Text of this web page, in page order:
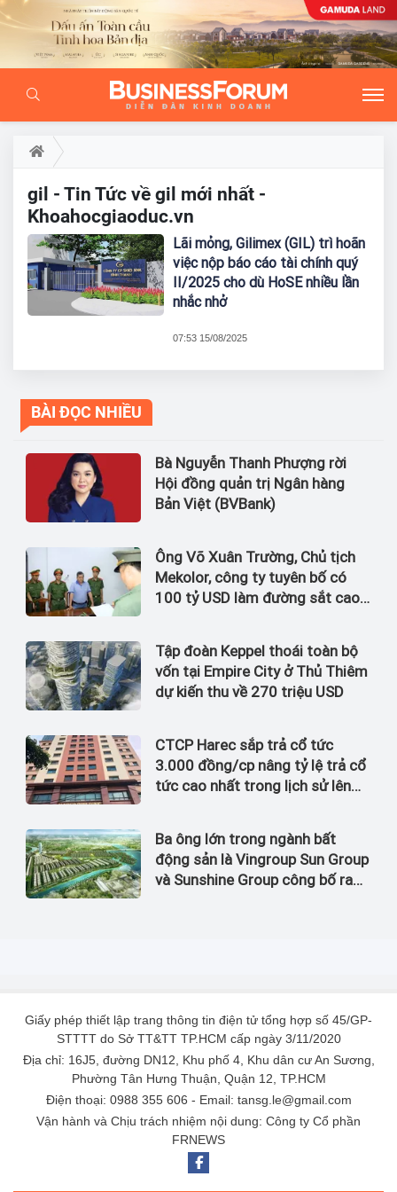
gil - Tin Tức về gil mới nhất -
Khoahocgiaoduc.vn
Lãi mỏng, Gilimex (GIL) trì hoãn
việc nộp báo cáo tài chính quý
II/2025 cho dù HoSE nhiều lần
nhắc nhở
07:53 15/08/2025
BÀI ĐỌC NHIỀU
Bà Nguyễn Thanh Phượng rời
Hội đồng quản trị Ngân hàng
Bản Việt (BVBank)
Ông Võ Xuân Trường, Chủ tịch
Mekolor, công ty tuyên bố có
100 tỷ USD làm đường sắt cao
Tập đoàn Keppel thoái toàn bộ
vốn tại Empire City ở Thủ Thiêm
dự kiến thu về 270 triệu USD
CTCP Harec sắp trả cổ tức
3.000 đồng/cp nâng tỷ lệ trả cổ
tức cao nhất trong lịch sử lên
Ba ông lớn trong ngành bất
động sản là Vingroup Sun Group
và Sunshine Group công bố ra
Giấy phép thiết lập trang thông tin điện tử tổng hợp số 45/GP-
STTTT do Sở TT&TT TP.HCM cấp ngày 3/11/2020
Địa chỉ: 16J5, đường DN12, Khu phố 4, Khu dân cư An Sương,
Phường Tân Hưng Thuận, Quận 12, TP.HCM
Điện thoại: 0988 355 606 - Email: tansg.le@gmail.com
Vận hành và Chịu trách nhiệm nội dung: Công ty Cổ phần
FRNEWS